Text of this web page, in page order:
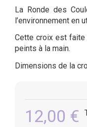
La Ronde des
l’environnement en
Cette croix est
peints à la main.
Dimensions de la
12,00 €